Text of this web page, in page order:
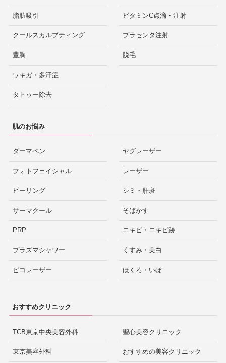
脂肪吸引
クールスカルプティング
豊胸
ワキガ・多汗症
タトゥー除去
ビタミンC点滴・注射
プラセンタ注射
脱毛
肌のお悩み
ダーマペン
フォトフェイシャル
ピーリング
サーマクール
PRP
プラズマシャワー
ピコレーザー
ヤグレーザー
レーザー
シミ・肝斑
そばかす
ニキビ・ニキビ跡
くすみ・美白
ほくろ・いぼ
おすすめクリニック
TCB東京中央美容外科
東京美容外科
聖心美容クリニック
おすすめの美容クリニック